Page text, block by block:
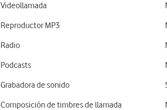
Videollamada
Reproductor MP3
Radio
Podcasts
Grabadora de sonido
Composición de timbres de llamada